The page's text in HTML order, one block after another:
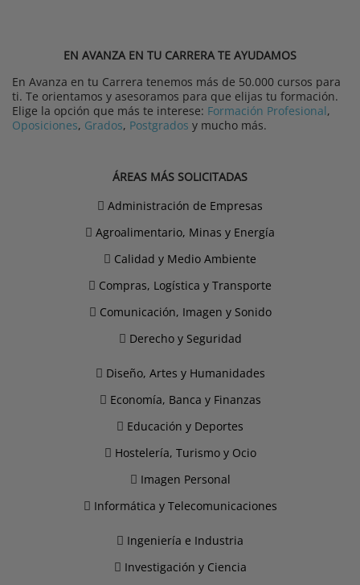
EN AVANZA EN TU CARRERA TE AYUDAMOS
En Avanza en tu Carrera tenemos más de 50.000 cursos para
ti. Te orientamos y asesoramos para que elijas tu formación.
Elige la opción que más te interese: Formación Profesional,
Oposiciones, Grados, Postgrados y mucho más.
ÁREAS MÁS SOLICITADAS
Administración de Empresas
Agroalimentario, Minas y Energía
Calidad y Medio Ambiente
Compras, Logística y Transporte
Comunicación, Imagen y Sonido
Derecho y Seguridad
Diseño, Artes y Humanidades
Economía, Banca y Finanzas
Educación y Deportes
Hostelería, Turismo y Ocio
Imagen Personal
Informática y Telecomunicaciones
Ingeniería e Industria
Investigación y Ciencia